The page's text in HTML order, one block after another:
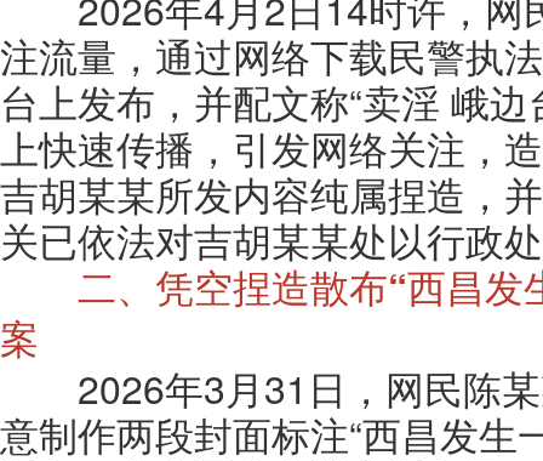
注流量，通过网络下载民警执
台上发布，并配文称“卖淫 峨
上快速传播，引发网络关注，
吉胡某某所发内容纯属捏造，
关已依法对吉胡某某处以行政
二、凭空捏造散布“西昌
案
2026年3月31日，网民陈某
意制作两段封面标注“西昌发生